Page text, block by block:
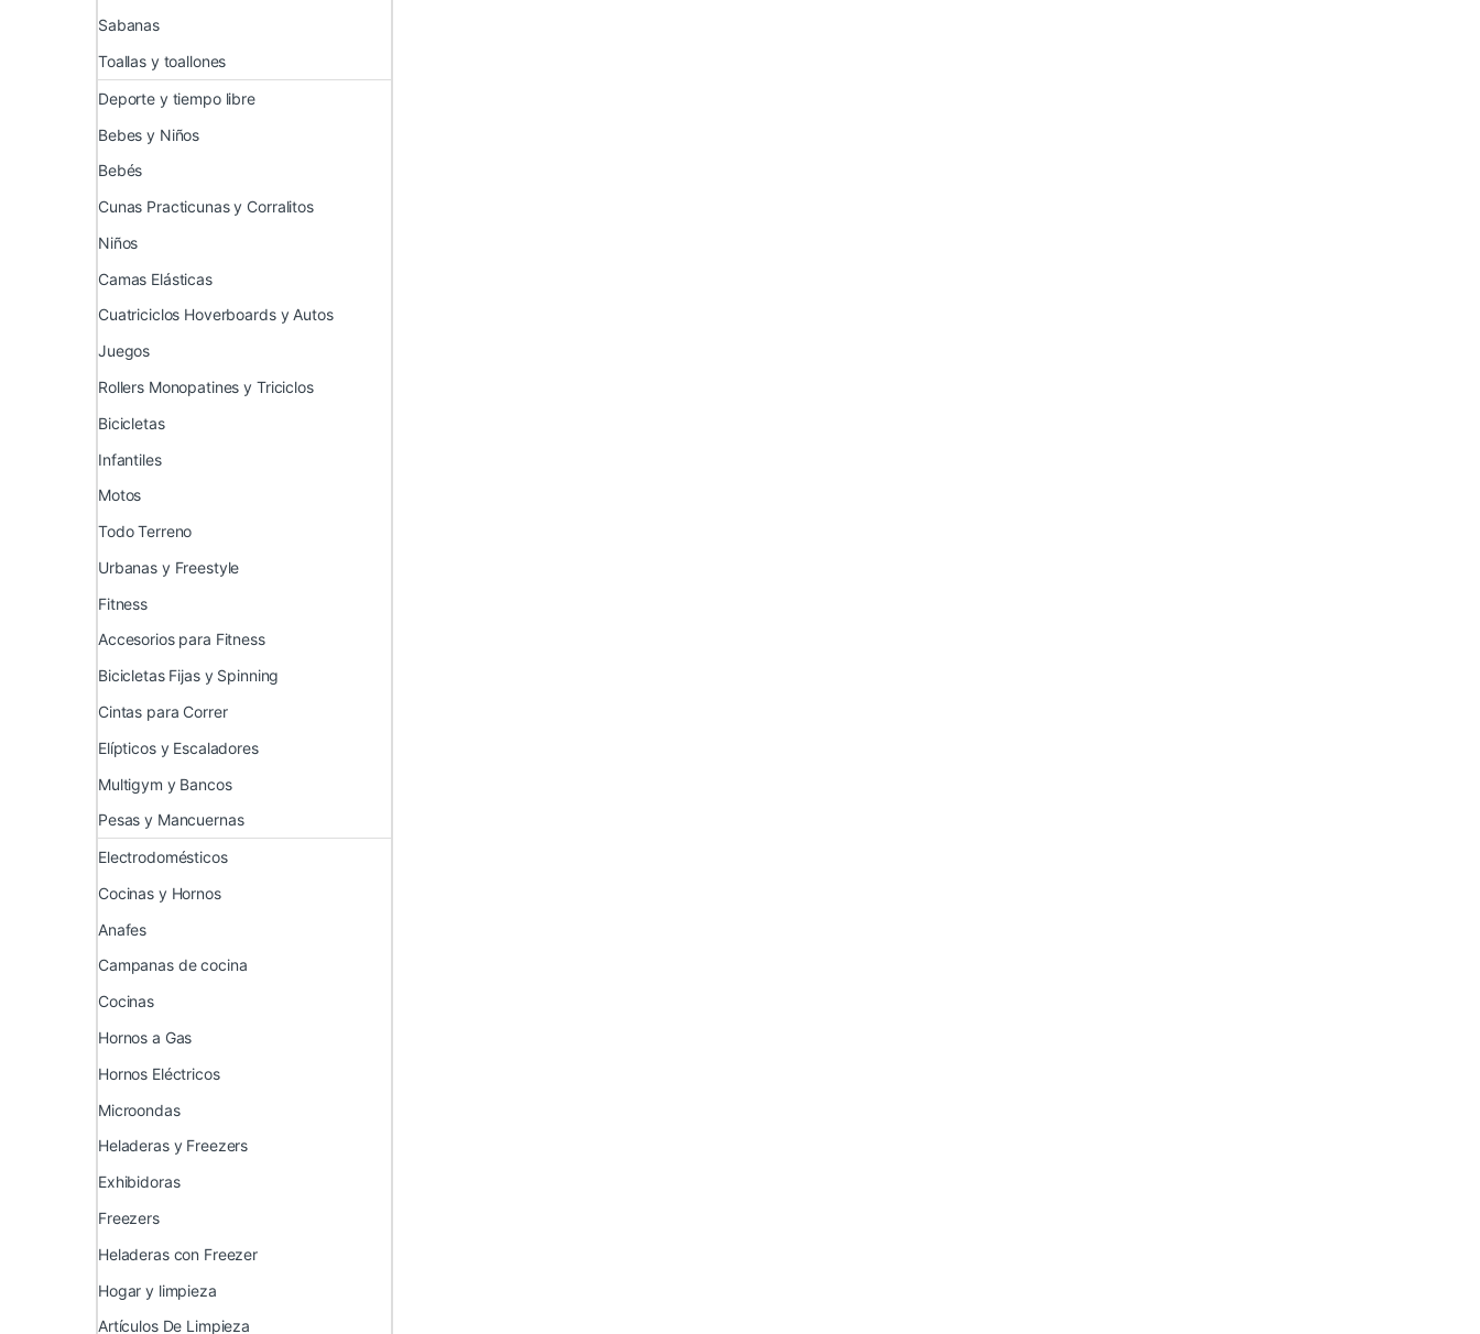
Sabanas
Toallas y toallones
Deporte y tiempo libre
Bebes y Niños
Bebés
Cunas Practicunas y Corralitos
Niños
Camas Elásticas
Cuatriciclos Hoverboards y Autos
Juegos
Rollers Monopatines y Triciclos
Bicicletas
Infantiles
Motos
Todo Terreno
Urbanas y Freestyle
Fitness
Accesorios para Fitness
Bicicletas Fijas y Spinning
Cintas para Correr
Elípticos y Escaladores
Multigym y Bancos
Pesas y Mancuernas
Electrodomésticos
Cocinas y Hornos
Anafes
Campanas de cocina
Cocinas
Hornos a Gas
Hornos Eléctricos
Microondas
Heladeras y Freezers
Exhibidoras
Freezers
Heladeras con Freezer
Hogar y limpieza
Artículos De Limpieza